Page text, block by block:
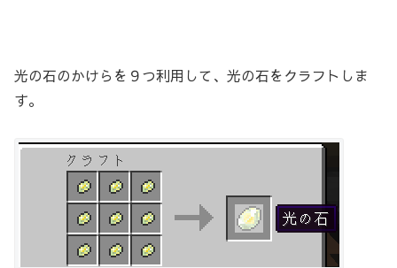
光の石のかけらを９つ利用して、光の石をクラフトしま
す。